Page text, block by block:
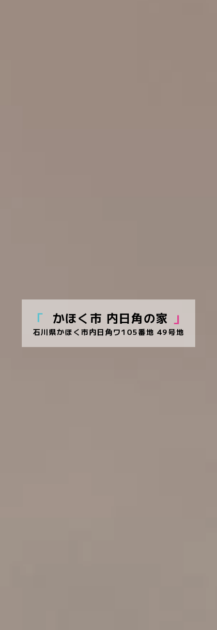
「 かほく市 内日角の家 」
石川県かほく市内日角ワ105番地 49号地